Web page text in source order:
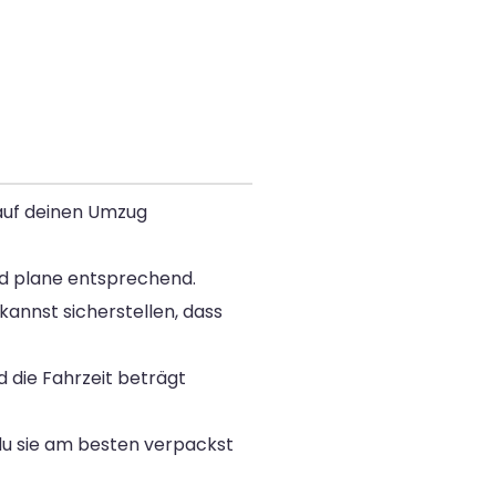
deinen Umzug
plane entsprechend.
sicherstellen, dass
die Fahrzeit beträgt
sie am besten verpackst